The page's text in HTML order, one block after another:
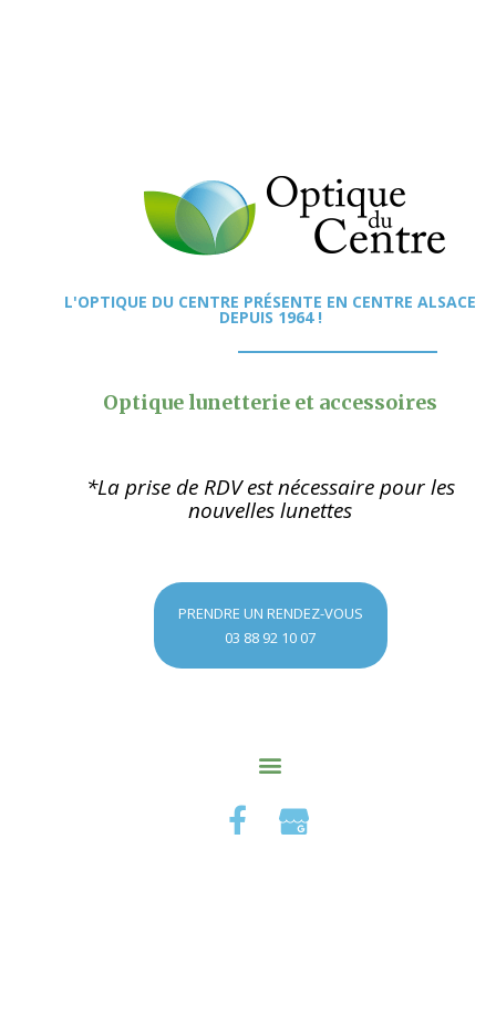
L'OPTIQUE DU CENTRE PRÉSENTE EN CENTRE ALSACE
DEPUIS 1964 !
Optique lunetterie et accessoires
*La prise de RDV est nécessaire pour les
nouvelles lunettes
PRENDRE UN RENDEZ-VOUS
03 88 92 10 07